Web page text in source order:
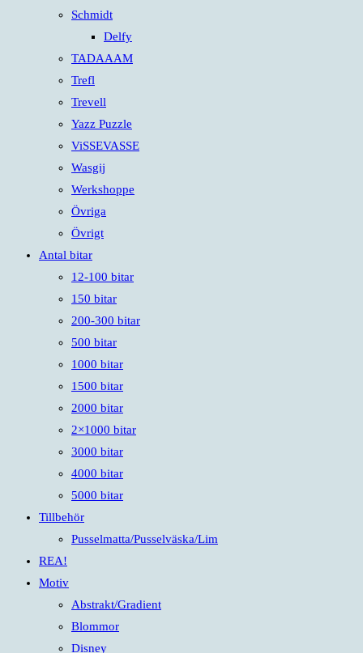
Schmidt
Delfy
TADAAAM
Trefl
Trevell
Yazz Puzzle
ViSSEVASSE
Wasgij
Werkshoppe
Övriga
Övrigt
Antal bitar
12-100 bitar
150 bitar
200-300 bitar
500 bitar
1000 bitar
1500 bitar
2000 bitar
2×1000 bitar
3000 bitar
4000 bitar
5000 bitar
Tillbehör
Pusselmatta/Pusselväska/Lim
REA!
Motiv
Abstrakt/Gradient
Blommor
Disney